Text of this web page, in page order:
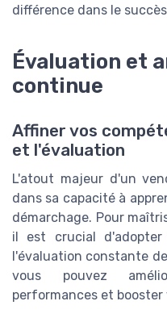
différence dans le
Évaluation et
continue
Affiner vos
et l'évaluation
L'atout majeur d'un
dans sa capacité à
démarchage. Pour
il est crucial
l'évaluation constante
vous pouvez
performances et